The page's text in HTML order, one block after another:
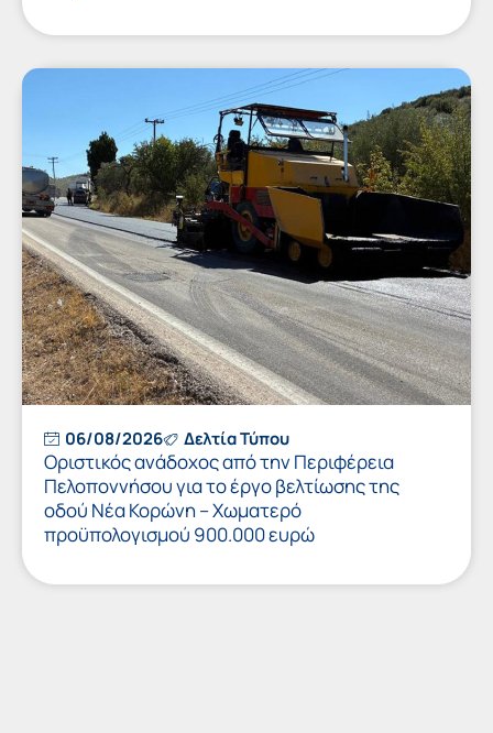
06/08/2026 Δελτία Τύπου
Οριστικός ανάδοχος από την Περιφέρεια
Πελοποννήσου για το έργο βελτίωσης της
οδού Νέα Κορώνη – Χωματερό
προϋπολογισμού 900.000 ευρώ